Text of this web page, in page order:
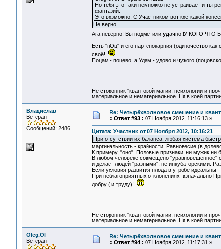
Но тебя это таки немножко не устраивает и ты
фантазий.
Это возможно. С Участником вот кое-какой
Не верно.
Ага неверно! Вы подметили удачно!!У КОГО ЧТО
Есть "пОц" и его партенокарпия (одиночество
своё!
Поцам - поцево, а Удам - удово и чужого
Не сторонник "квантовой магии, психологии и
материальное и нематериальное. Ни в коей
Владислав
Ветеран
Сообщений: 2486
Re: Четырёхволновое смешение и
« Ответ #93 : 07 Ноября 2012, 11:16:13 »
Цитата: Участник от 07 Ноября 2012, 10:16:21
При отсутствии их баланса, любая система
маргинальность - крайности. Равновесие (в
К примеру, "оно". Половые признаки: ни мужик
В любом человеке совмещено "уравновешенное"
и делает людей "разными", не инкубаторскими.
Если условия развития плода в утробе идеальны
При неблагоприятных отклонениях изначально
добру ( и труду)!
Не сторонник "квантовой магии, психологии и
материальное и нематериальное. Ни в коей
Oleg.Ol
Ветеран
Re: Четырёхволновое смешение и
« Ответ #94 : 07 Ноября 2012, 11:17:31 »